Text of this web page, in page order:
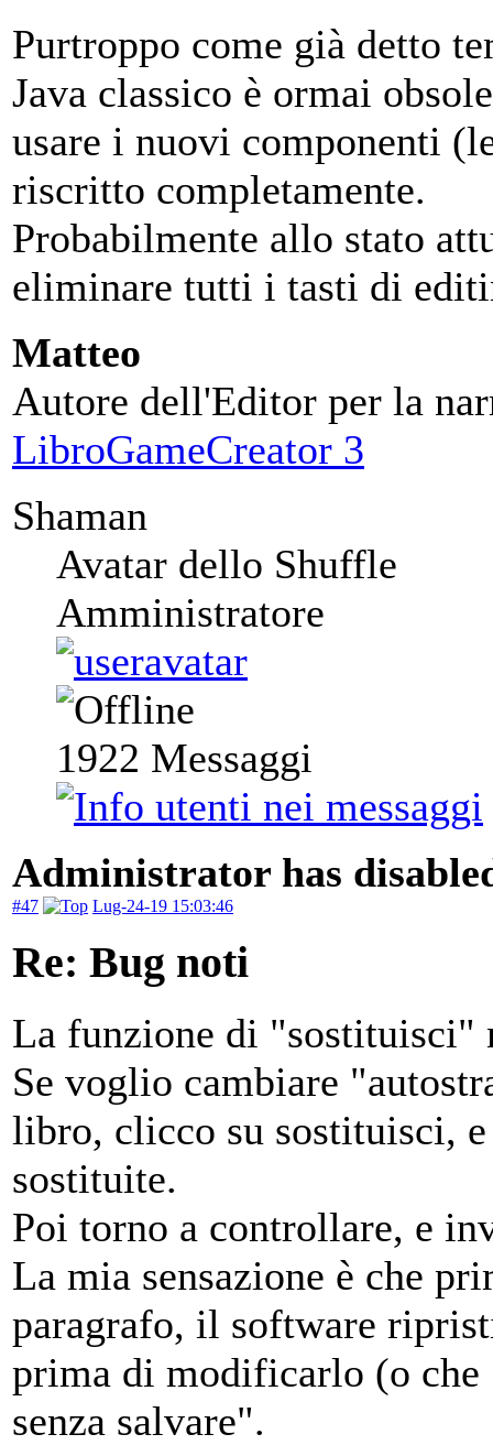
Purtroppo come già detto
Java classico è ormai
usare i nuovi componenti
riscritto completamente.
Probabilmente allo stato
eliminare tutti i tasti di
Matteo
Autore dell'Editor per la
LibroGameCreator 3
Shaman
Avatar dello Shuffle
Amministratore
1922 Messaggi
Administrator has
#47 Lug-24-19 15:03:46
Re: Bug noti
La funzione di "sostituisci"
Se voglio cambiare
libro, clicco su sostituisci,
sostituite.
Poi torno a controllare, e
La mia sensazione è che
paragrafo, il software
prima di modificarlo (o
senza salvare".